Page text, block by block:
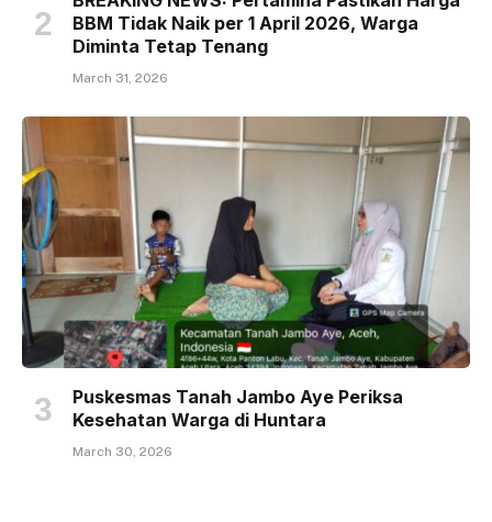
BBM Tidak Naik per 1 April 2026, Warga
Diminta Tetap Tenang
March 31, 2026
Puskesmas Tanah Jambo Aye Periksa
Kesehatan Warga di Huntara
March 30, 2026